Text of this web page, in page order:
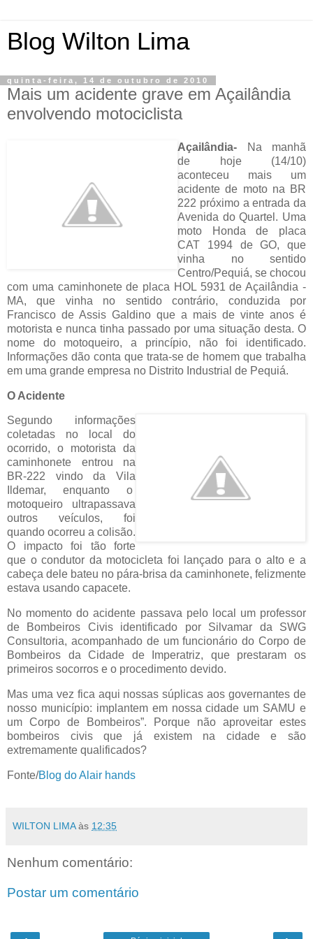
Blog Wilton Lima
quinta-feira, 14 de outubro de 2010
Mais um acidente grave em Açailândia
envolvendo motociclista
Açailândia-
Na manhã
de hoje (14/10)
aconteceu mais um
acidente de moto na BR
222 próximo a entrada da
Avenida do Quartel. Uma
moto Honda de placa
CAT 1994 de GO, que
vinha no sentido
Centro/Pequiá, se chocou
com uma caminhonete de placa HOL 5931 de Açailândia -
MA, que vinha no sentido contrário, conduzida por
Francisco de Assis Galdino que a mais de vinte anos é
motorista e nunca tinha passado por uma situação desta. O
nome do motoqueiro, a princípio, não foi identificado.
Informações dão conta que trata-se de homem que trabalha
em uma grande empresa no Distrito Industrial de Pequiá.
O Acidente
Segundo informações
coletadas no local do
ocorrido, o motorista da
caminhonete entrou na
BR-222 vindo da Vila
Ildemar, enquanto o
motoqueiro ultrapassava
outros veículos, foi
quando ocorreu a colisão.
O impacto foi tão forte
que o condutor da motocicleta foi lançado para o alto e a
cabeça dele bateu no pára-brisa da caminhonete, felizmente
estava usando capacete.
No momento do acidente passava pelo local um professor
de Bombeiros Civis identificado por Silvamar da SWG
Consultoria, acompanhado de um funcionário do Corpo de
Bombeiros da Cidade de Imperatriz, que prestaram os
primeiros socorros e o procedimento devido.
Mas uma vez fica aqui nossas súplicas aos governantes de
nosso município: implantem em nossa cidade um SAMU e
um Corpo de Bombeiros”. Porque não aproveitar estes
bombeiros civis que já existem na cidade e são
extremamente qualificados?
Fonte/Blog do Alair hands
WILTON LIMA às 12:35
Nenhum comentário:
Postar um comentário